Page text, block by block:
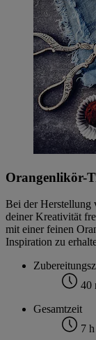
Orangenlikör-
Bei der Herstellung
deiner Kreativität
mit einer feinen
Inspiration zu
40
Gesamtzeit
7